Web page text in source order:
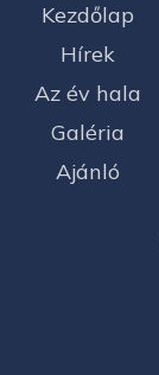
Kezdőlap
Hírek
Az év hala
Galéria
Ajánló